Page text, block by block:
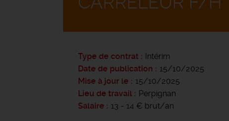
Type de contrat
Intérim
Date de publication
15/10/2025
Mise à jour le
15/10/2025
Lieu de travail
Perpignan
Salaire
13 - 14 € brut/an